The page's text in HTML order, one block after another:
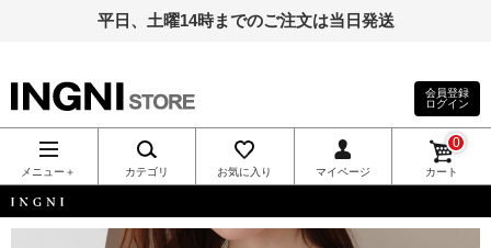
平日、土曜14時までのご注文は当日発送
INGNI（イン
グ）公式通
販｜INGNI
会員登録
ログイン
メニュー＋ カテゴリ お気に入り マイページ カート
0
INGNI